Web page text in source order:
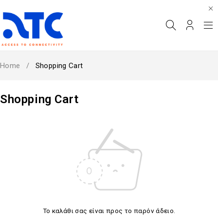
Shopping Cart
Home / Shopping Cart
Το καλάθι σας είναι προς το παρόν άδειο.